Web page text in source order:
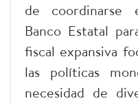
de coordinarse
Banco Estatal
fiscal expansiva
las políticas
necesidad de